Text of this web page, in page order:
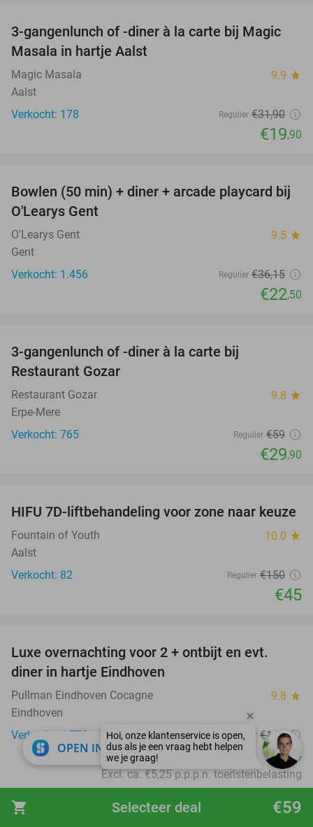
shopping_cart €59
Selecteer deal
38%
3-gangenlunch of -diner à la carte bij Magic
Masala in hartje Aalst
Magic Masala 9.9 star
Aalst
Verkocht: 178
Regulier €31,90
€19,90
38%
Bowlen (50 min) + diner + arcade playcard bij
O'Learys Gent
O'Learys Gent 9.5 star
Gent
Verkocht: 1.456
Regulier €36,15
€22,50
3-gangenlunch of -diner à la carte bij
Restaurant Gozar
Restaurant Gozar 9.8 star
Erpe-Mere
Verkocht: 765
Regulier €59
€29,90
70%
HIFU 7D-liftbehandeling voor zone naar keuze
Fountain of Youth 10.0 star
Aalst
Verkocht: 82
Regulier €150
€45
Luxe overnachting voor 2 + ontbijt en evt.
diner in hartje Eindhoven
Pullman Eindhoven Cocagne 9.8 star
Eindhoven
Verkocht: 4.779
Regulier €142
€124
Excl. ca. €5,25 p.p.p.n. toeristenbelasting
OPEN IN APP close